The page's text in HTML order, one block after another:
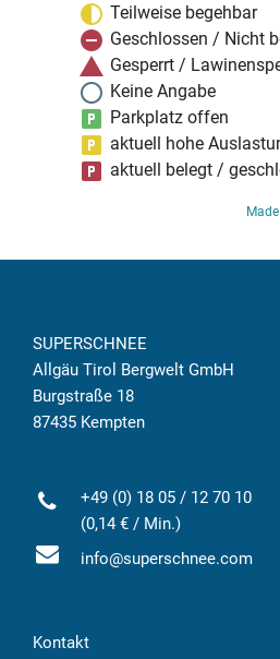
Teilweise begehbar
Geschlossen / Nicht
Gesperrt /
Keine Angabe
Parkplatz offen
aktuell hohe
aktuell belegt /
SUPERSCHNEE
Allgäu Tirol Bergwelt GmbH
Burgstraße 18
87435 Kempten
+49 (0) 18 05 / 12 70 10
(0,14 € / Min.)
info@superschnee.com
Kontakt